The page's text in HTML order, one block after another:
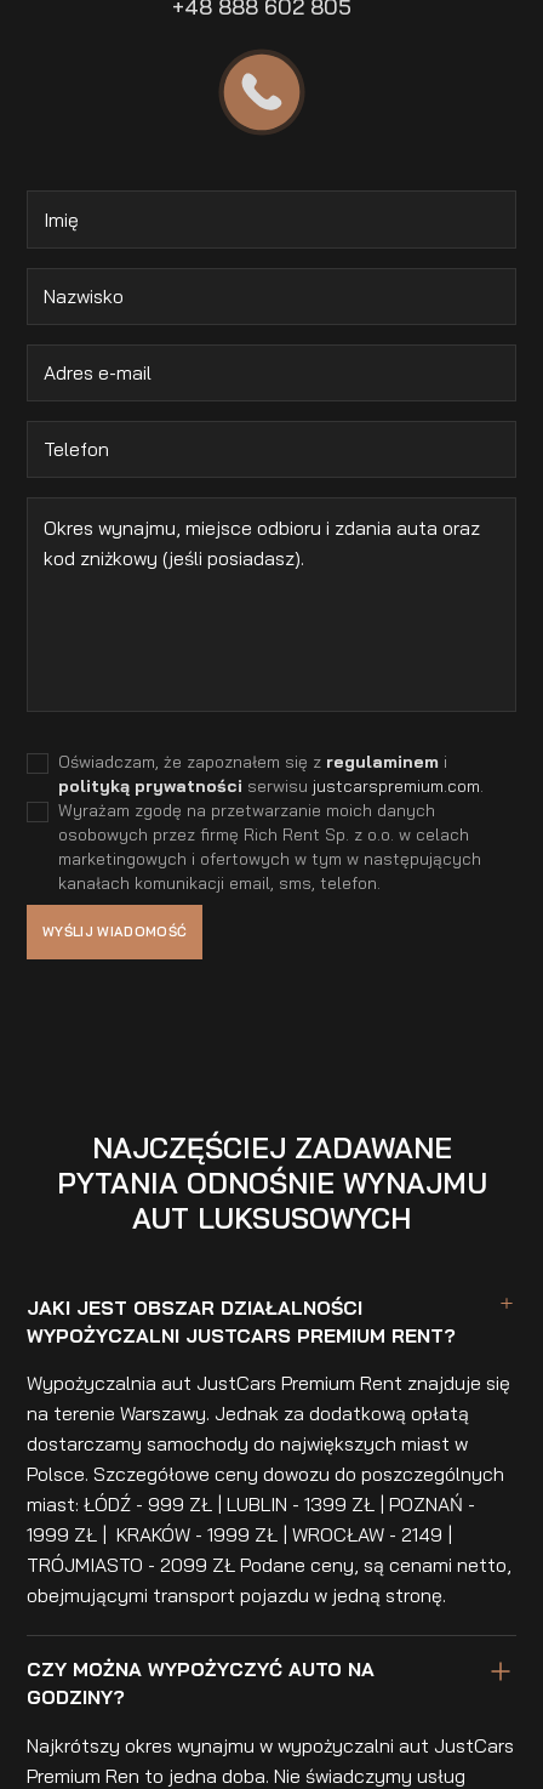
+48 888 602 805
Oświadczam, że zapoznałem się z regulaminemi
polityką prywatności serwisu justcarspremium.com
Wyrażam zgodę na przetwarzanie moich danych
osobowych przez firmę Rich Rent Sp. z o.o. w celach
marketingowych i ofertowych w tym w następujących
kanałach komunikacji email, sms, telefon.
NAJCZĘŚCIEJ ZADAWANE
PYTANIA ODNOŚNIE WYNAJMU
AUT LUKSUSOWYCH
JAKI JEST OBSZAR DZIAŁALNOŚCI
WYPOŻYCZALNI JUSTCARS PREMIUM RENT?
Wypożyczalnia aut JustCars Premium Rent znajduje się
na terenie Warszawy. Jednak za dodatkową opłatą
dostarczamy samochody do największych miast w
Polsce. Szczegółowe ceny dowozu do poszczególnych
miast: ŁÓDŹ - 999 ZŁ | LUBLIN - 1399 ZŁ | POZNAŃ -
1999 ZŁ | KRAKÓW - 1999 ZŁ | WROCŁAW - 2149 |
TRÓJMIASTO - 2099 ZŁ Podane ceny, są cenami netto,
obejmującymi transport pojazdu w jedną stronę.
CZY MOŻNA WYPOŻYCZYĆ AUTO NA
GODZINY?
Najkrótszy okres wynajmu w wypożyczalni aut JustCars
Premium Ren to jedna doba. Nie świadczymy usług